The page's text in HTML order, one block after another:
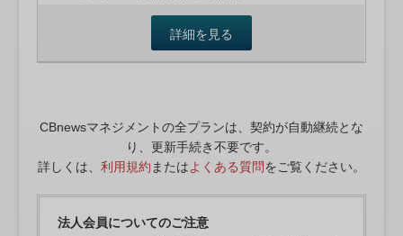
詳細を見る
CBnewsマネジメントの全プランは、契約が自動継続とな
り、更新手続き不要です。
詳しくは、 利用規約 またはよくある質問をご覧ください。
法人会員についてのご注意